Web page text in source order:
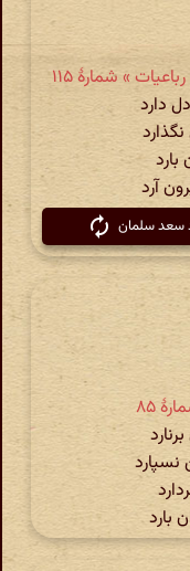
» شمارهٔ ۱۱۵
دارد
آرد
۸۵
بارد